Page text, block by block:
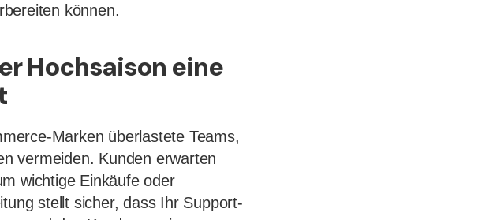
können.
Hochsaison eine
Marken überlastete Teams,
vermeiden. Kunden erwarten
wichtige Einkäufe oder
stellt sicher, dass Ihr Support-